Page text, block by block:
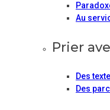
Au
Prier
Des
Des